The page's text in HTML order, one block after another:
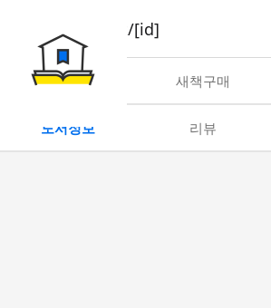
book/rent/[id]
대여 새책구매
도서정보 리뷰